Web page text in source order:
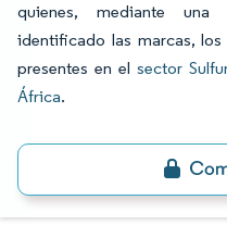
quienes, mediante una
identificado las marcas,
presentes en elsector
África.